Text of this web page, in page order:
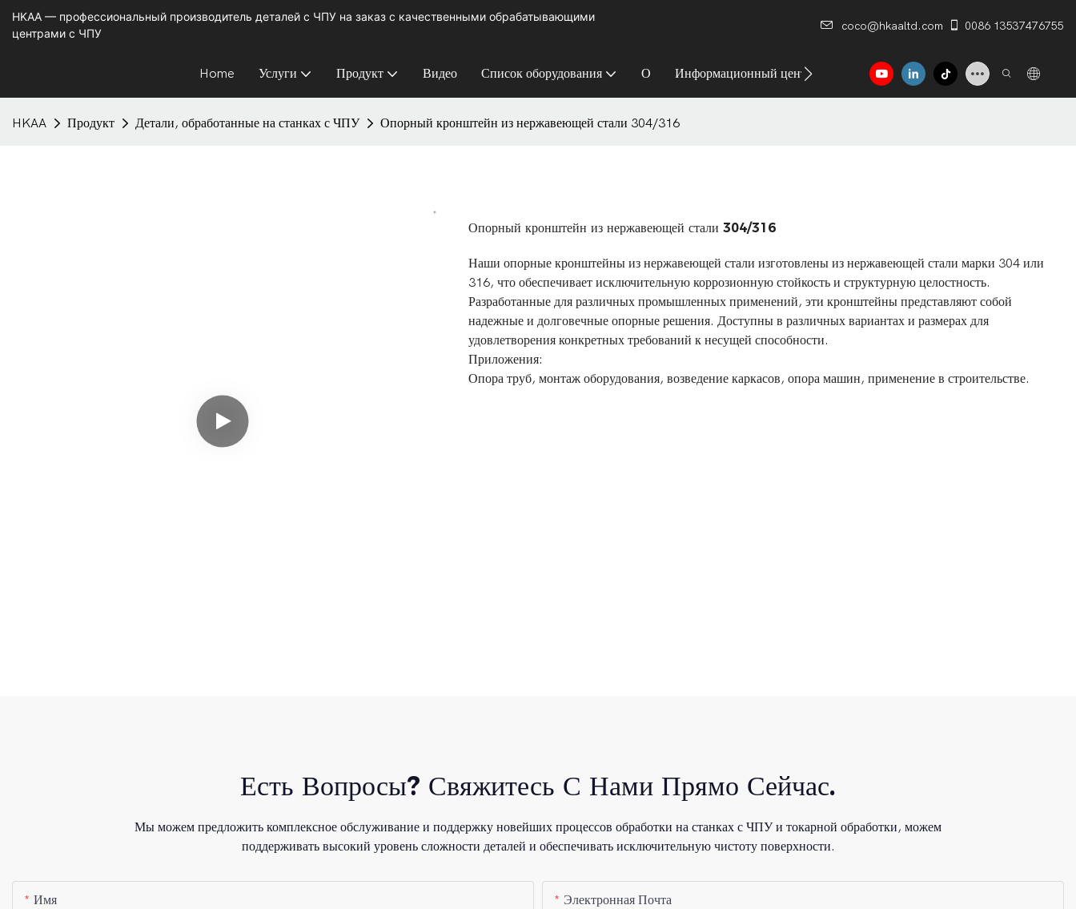
HKAA — профессиональный производитель деталей с ЧПУ на заказ с качественными обрабатывающими
центрами с ЧПУ
coco@hkaaltd.com 0086 13537476755
Home Услуги Продукт Видео Список оборудования О Информационный центр Контакт
HKAA Продукт Детали, обработанные на станках с ЧПУ Опорный кронштейн из нержавеющей стали 304/316
Опорный кронштейн из нержавеющей стали 304/316
Наши опорные кронштейны из нержавеющей стали изготовлены из нержавеющей стали марки 304 или
316, что обеспечивает исключительную коррозионную стойкость и структурную целостность.
Разработанные для различных промышленных применений, эти кронштейны представляют собой
надежные и долговечные опорные решения. Доступны в различных вариантах и ​​размерах для
удовлетворения конкретных требований к несущей способности.
Приложения:
Опора труб, монтаж оборудования, возведение каркасов, опора машин, применение в строительстве.
Есть Вопросы? Свяжитесь С Нами Прямо Сейчас.
Мы можем предложить комплексное обслуживание и поддержку новейших процессов обработки на станках с ЧПУ и токарной обработки, можем
поддерживать высокий уровень сложности деталей и обеспечивать исключительную чистоту поверхности.
Имя Электронная Почта